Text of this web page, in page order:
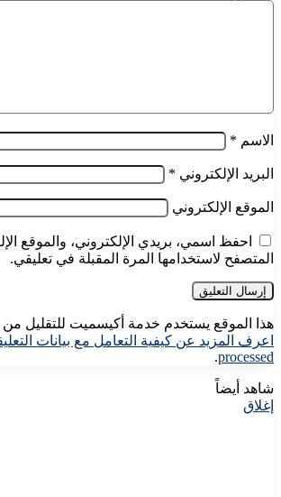
الاسم *
البريد الإلكتروني *
الموقع الإلكتروني
احفظ اسمي، بريدي الإلكتروني، والموقع
المتصفح لاستخدامها المرة المقبلة في تعليقي.
هذا الموقع يستخدم خدمة أكيسميت للتقليل من
اعرف المزيد عن كيفية التعامل مع بيانات
processed
.
شاهد أيضاً
إغلاق